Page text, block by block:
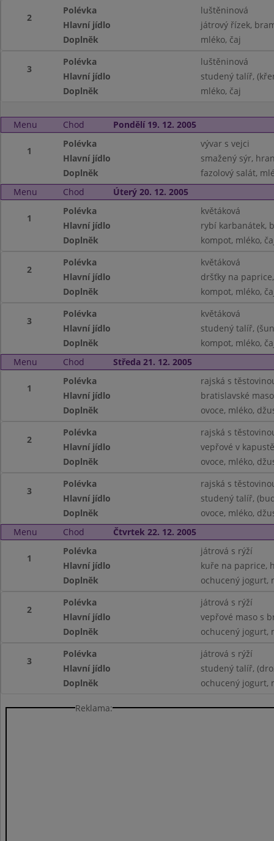
2
Polévka
luštěninová
Hlavní jídlo
játrový řízek,
Doplněk
mléko, čaj
3
Polévka
luštěninová
Hlavní jídlo
studený talíř,
Doplněk
mléko, čaj
Menu Chod Pondělí 19. 12. 2005
1
Polévka
vývar s vejci
Hlavní jídlo
smažený sýr,
Doplněk
fazolový salát,
Menu
Chod Úterý 20. 12. 2005
1
Polévka
květáková
Hlavní jídlo
rybí karbanátek,
Doplněk
kompot, mléko,
2
Polévka
květáková
Hlavní jídlo
dršťky na
Doplněk
kompot, mléko,
3
Polévka
květáková
Hlavní jídlo
studený talíř,
Doplněk
kompot, mléko,
Menu
Chod Středa 21. 12. 2005
1
Polévka
rajská s
Hlavní jídlo
bratislavské
Doplněk
ovoce, mléko,
2
Polévka
rajská s
Hlavní jídlo
vepřové v
Doplněk
ovoce, mléko,
3
Polévka
rajská s
Hlavní jídlo
studený talíř,
Doplněk
ovoce, mléko,
Menu
Chod Čtvrtek 22. 12. 2005
1
Polévka
játrová s rýží
Hlavní jídlo
kuře na paprice,
Doplněk
ochucený jogurt,
2
Polévka
játrová s rýží
Hlavní jídlo
vepřové maso s
Doplněk
ochucený jogurt,
3
Polévka
játrová s rýží
Hlavní jídlo
studený talíř,
Doplněk
ochucený jogurt,
Reklama: